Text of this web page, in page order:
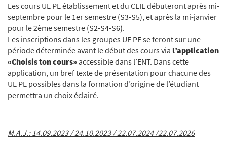
Les cours UE PE établissement et du CLIL débuteront après mi-
septembre pour le 1er semestre (S3-S5), et après la mi-janvier
pour le 2ème semestre (S2-S4-S6).
Les inscriptions dans les groupes UE PE se feront sur une
période déterminée avant le début des cours via l’application
«Choisis ton cours»accessible dans l’ENT. Dans cette
application, un bref texte de présentation pour chacune des
UE PE possibles dans la formation d’origine de l’étudiant
permettra un choix éclairé.
M.A.J.: 14.09.2023 / 24.10.2023 / 22.07.2024 /22.07.2026